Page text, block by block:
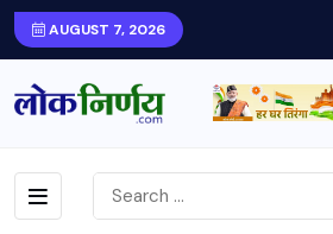
AUGUST 7, 2026